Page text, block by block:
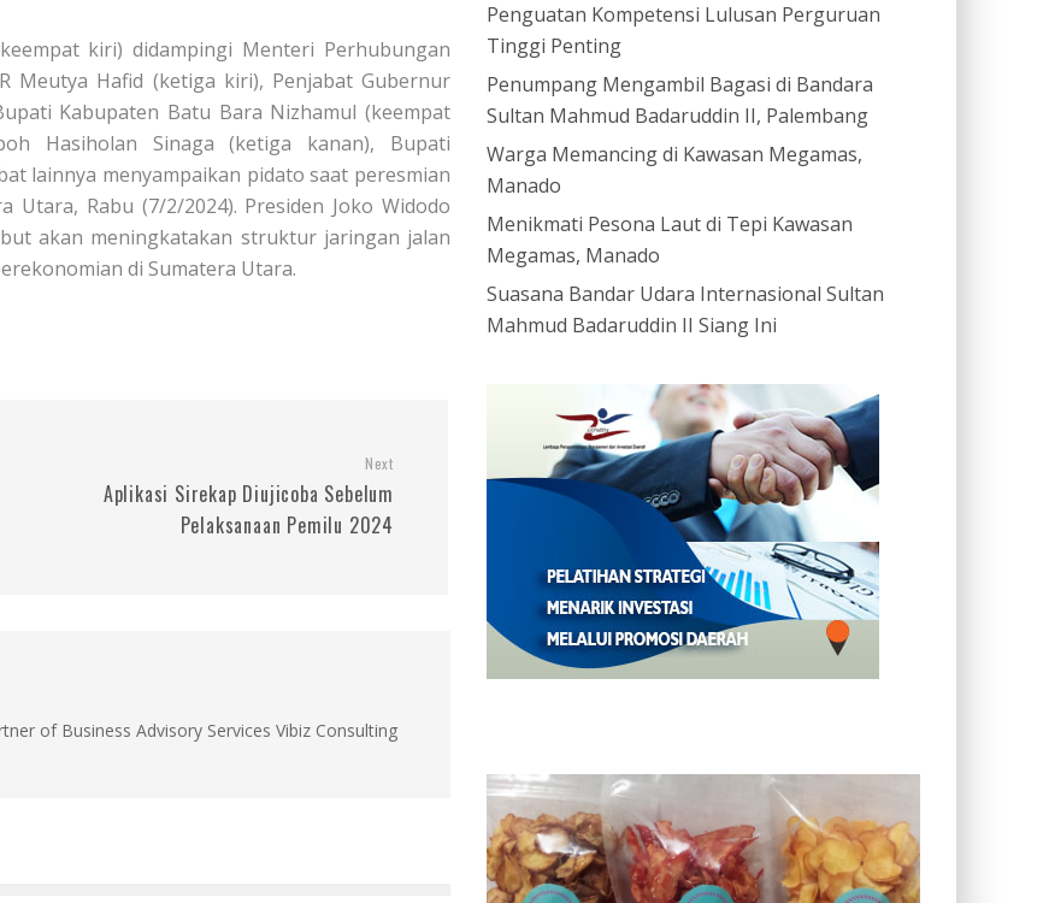
kiri) didampingi Menteri Perhubungan
Meutya Hafid (ketiga kiri), Penjabat Gubernur
Kabupaten Batu Bara Nizhamul (keempat
Hasiholan Sinaga (ketiga kanan), Bupati
lainnya menyampaikan pidato saat peresmian
Rabu (7/2/2024). Presiden Joko Widodo
akan meningkatakan struktur jaringan jalan
di Sumatera Utara.
Next
Aplikasi Sirekap Diujicoba Sebelum
Pelaksanaan Pemilu 2024
of Business Advisory Services Vibiz Consulting
Penguatan Kompetensi Lulusan Perguruan
Tinggi Penting
Penumpang Mengambil Bagasi di Bandara
Sultan Mahmud Badaruddin II, Palembang
Warga Memancing di Kawasan Megamas,
Manado
Menikmati Pesona Laut di Tepi Kawasan
Megamas, Manado
Suasana Bandar Udara Internasional Sultan
Mahmud Badaruddin II Siang Ini